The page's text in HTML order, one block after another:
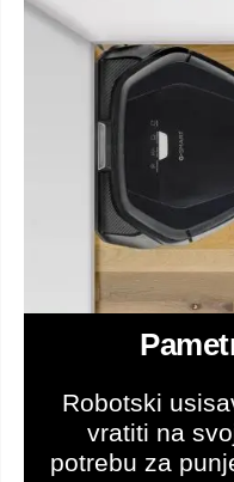
Robotski
vratiti na
potrebu za